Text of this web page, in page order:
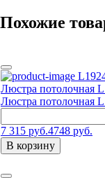
Похожие
Люстра потолочная
Люстра потолочная
7 315 руб.4748 руб.
В корзину